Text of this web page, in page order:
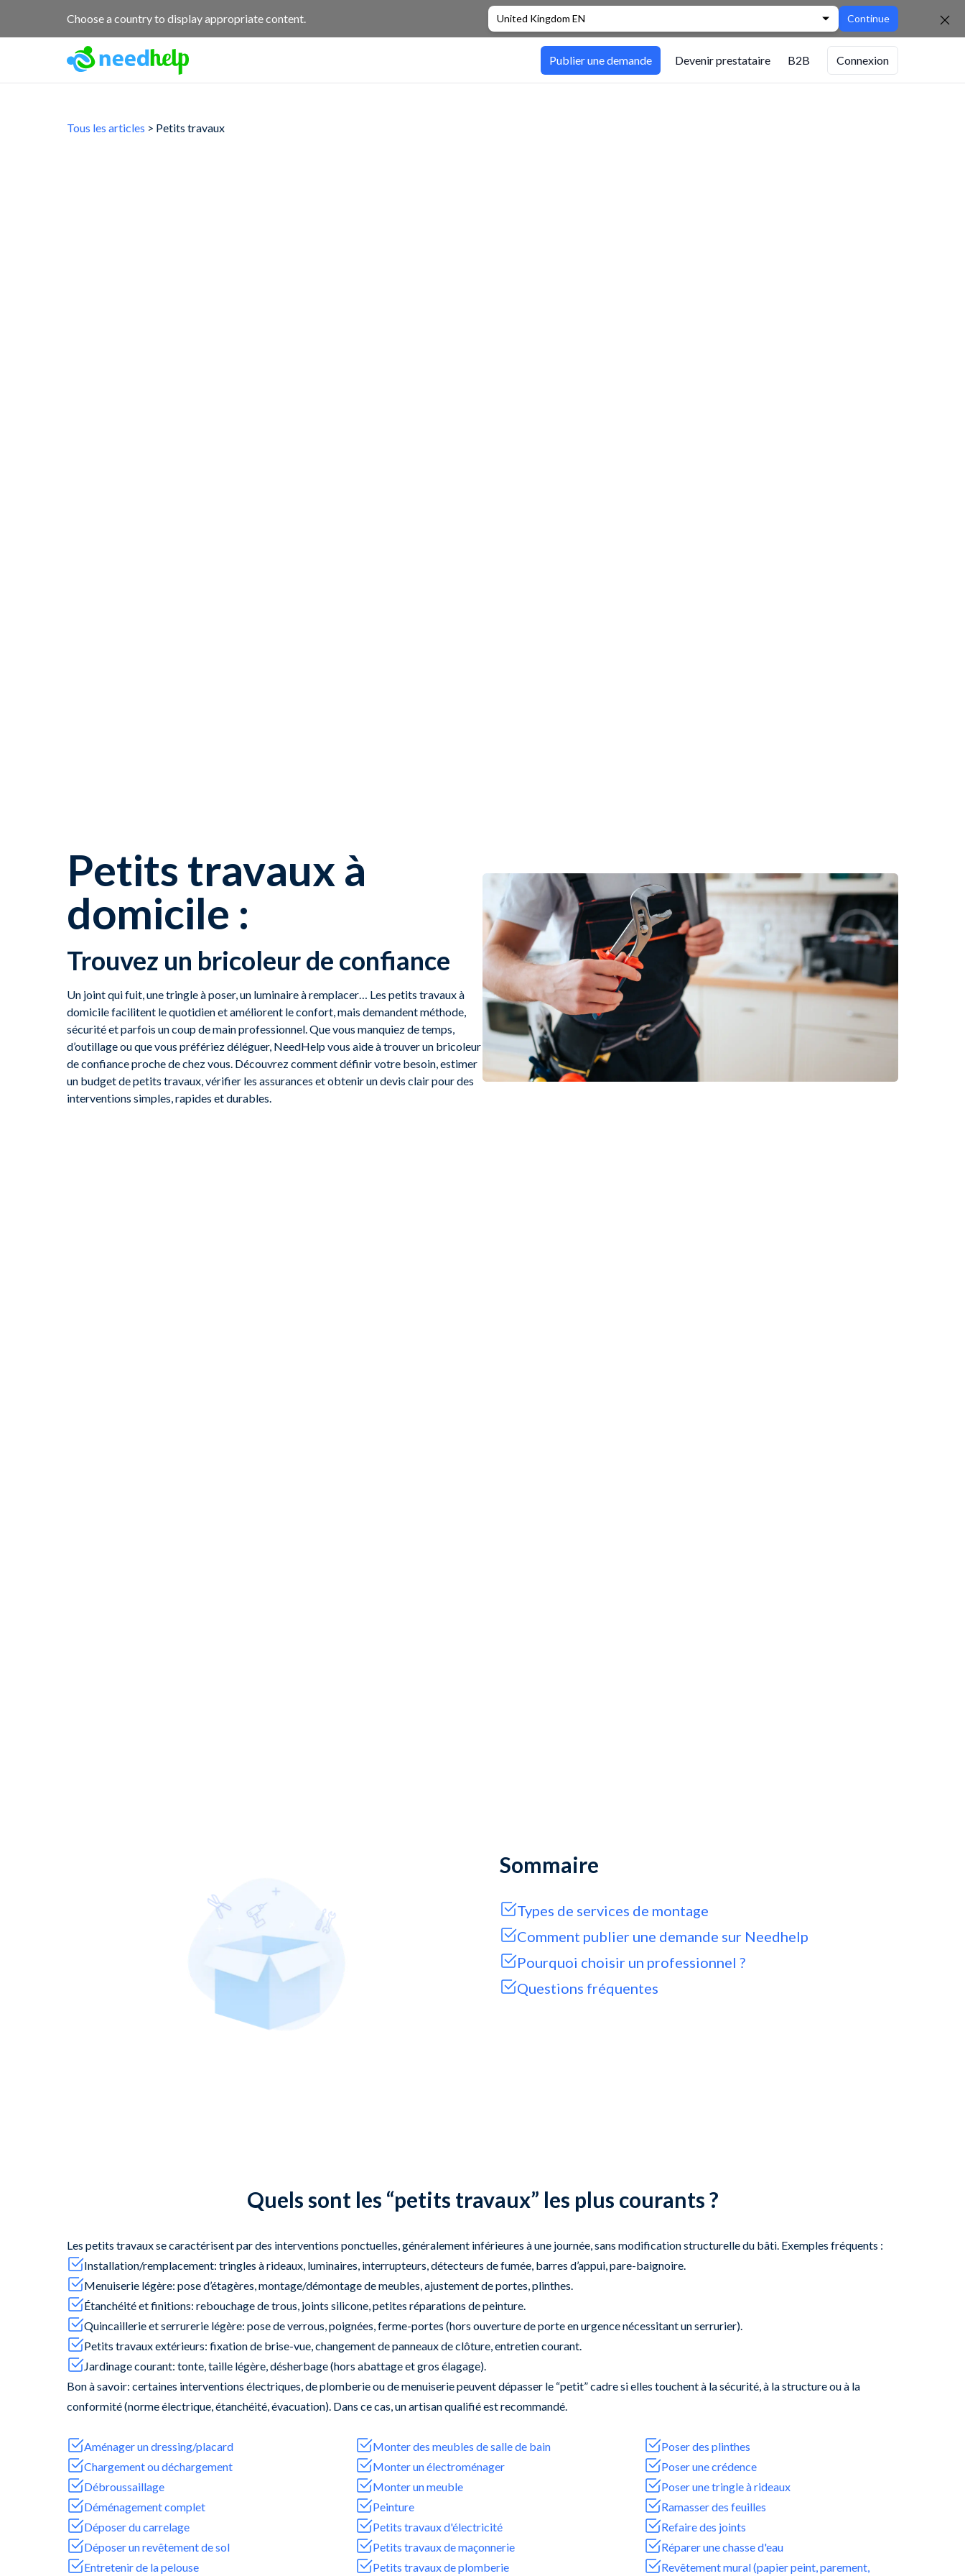
Choose a country to display appropriate content. United Kingdom EN Continue
Publier une demande Devenir prestataire B2B Connexion
Tous les articles > Petits travaux
Petits travaux à
domicile :
Trouvez un bricoleur de confiance
Un joint qui fuit, une tringle à poser, un luminaire à remplacer… Les petits travaux à
domicile facilitent le quotidien et améliorent le confort, mais demandent méthode,
sécurité et parfois un coup de main professionnel. Que vous manquiez de temps,
d’outillage ou que vous préfériez déléguer, NeedHelp vous aide à trouver un bricoleur
de confiance proche de chez vous. Découvrez comment définir votre besoin, estimer
un budget de petits travaux, vérifier les assurances et obtenir un devis clair pour des
interventions simples, rapides et durables.
Sommaire
Types de services de montage
Comment publier une demande sur Needhelp
Pourquoi choisir un professionnel ?
Questions fréquentes
Quels sont les “petits travaux” les plus courants ?
Les petits travaux se caractérisent par des interventions ponctuelles, généralement inférieures à une journée, sans modification structurelle du bâti. Exemples fréquents :
Installation/remplacement: tringles à rideaux, luminaires, interrupteurs, détecteurs de fumée, barres d’appui, pare-baignoire.
Menuiserie légère: pose d’étagères, montage/démontage de meubles, ajustement de portes, plinthes.
Étanchéité et finitions: rebouchage de trous, joints silicone, petites réparations de peinture.
Quincaillerie et serrurerie légère: pose de verrous, poignées, ferme-portes (hors ouverture de porte en urgence nécessitant un serrurier).
Petits travaux extérieurs: fixation de brise-vue, changement de panneaux de clôture, entretien courant.
Jardinage courant: tonte, taille légère, désherbage (hors abattage et gros élagage).
Bon à savoir: certaines interventions électriques, de plomberie ou de menuiserie peuvent dépasser le “petit” cadre si elles touchent à la sécurité, à la structure ou à la
conformité (norme électrique, étanchéité, évacuation). Dans ce cas, un artisan qualifié est recommandé.
Aménager un dressing/placard
Chargement ou déchargement
Débroussaillage
Déménagement complet
Déposer du carrelage
Déposer un revêtement de sol
Entretenir de la pelouse
Monter des meubles de salle de bain
Monter un électroménager
Monter un meuble
Peinture
Petits travaux d'électricité
Petits travaux de maçonnerie
Petits travaux de plomberie
Poser des plinthes
Poser une crédence
Poser une tringle à rideaux
Ramasser des feuilles
Refaire des joints
Réparer une chasse d'eau
Revêtement mural (papier peint, parement,